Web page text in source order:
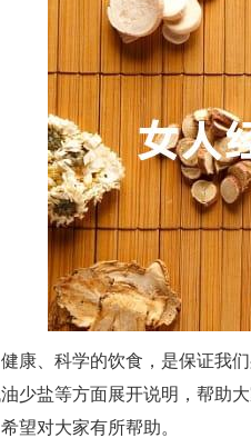
康、科学的饮食，是保证我
少盐等方面展开说明，帮助
望对大家有所帮助。